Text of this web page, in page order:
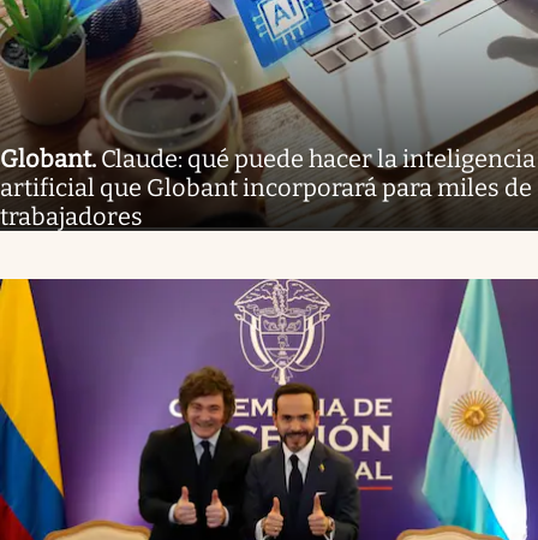
Globant.Claude: qué puede hacer la inteligencia
artificial que Globant incorporará para miles de
trabajadores